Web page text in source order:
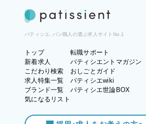
パティシエ、パン職人の選ぶ求人サイトNo.1
トップ
新着求人
こだわり検索
求人特集一覧
ブランド一覧
気になるリスト
転職サポート
パティシエントマガジン
おしごとガイド
パティシエwiki
パティシエ世論BOX